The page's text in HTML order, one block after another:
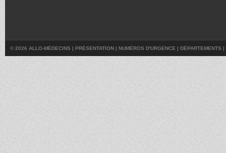
© 2026 ALLO-MÉDECINS | PRÉSENTATION | NUMÉROS D'URGENCE | DÉPARTEMENTS |